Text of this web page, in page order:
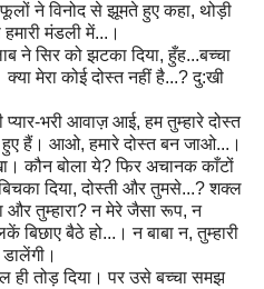
ने विनोद से झूमते हुए कहा, थोड़ी
हमारी मंडली में...।
ने सिर को झटका दिया, हुँह...बच्चा
मेरा कोई दोस्त नहीं है...?दु:खी
प्यार-भरी आवाज़ आई,हम तुम्हारे दोस्त
हुए हैं। आओ,हमारे दोस्त बन जाओ...।
कौन बोला ये?फिर अचानक काँटों
दिया,दोस्ती और तुमसे...?शक्ल
और तुम्हारा?न मेरे जैसा रूप,न
बिछाए बैठे हो...। न बाबा न,तुम्हारी
ही तोड़ दिया। पर उसे बच्चा समझ